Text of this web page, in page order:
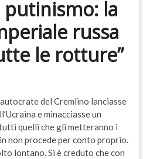
la
russa
le rotture”
del Cremlino lanciasse
e minacciasse un
quelli che gli metteranno i
non procede per conto proprio.
lontano. Si è creduto che con